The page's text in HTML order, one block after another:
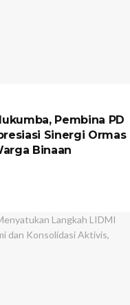
Pembina PD
Sinergi Ormas
Binaan